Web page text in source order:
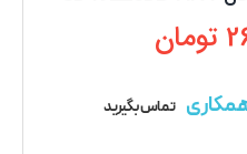
تومان
تماس بگیرید